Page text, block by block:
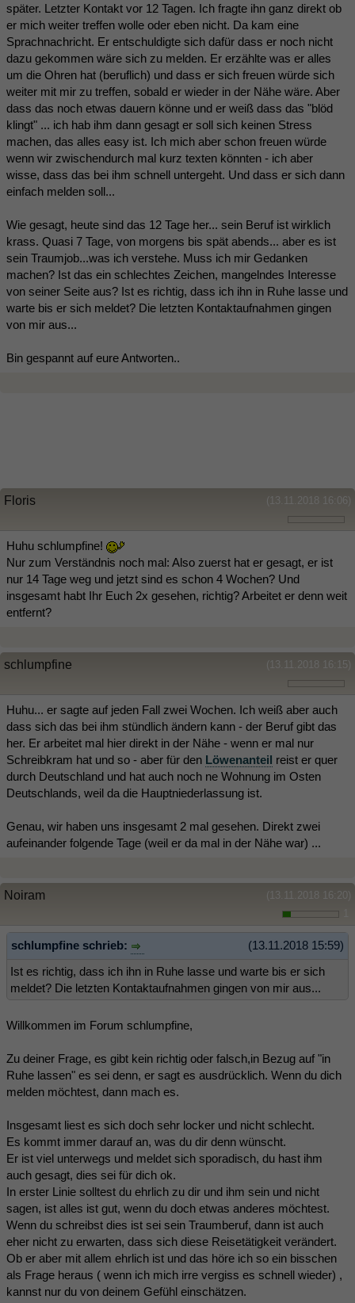
später. Letzter Kontakt vor 12 Tagen. Ich fragte ihn ganz direkt ob
er mich weiter treffen wolle oder eben nicht. Da kam eine
Sprachnachricht. Er entschuldigte sich dafür dass er noch nicht
dazu gekommen wäre sich zu melden. Er erzählte was er alles
um die Ohren hat (beruflich) und dass er sich freuen würde sich
weiter mit mir zu treffen, sobald er wieder in der Nähe wäre. Aber
dass das noch etwas dauern könne und er weiß dass das "blöd
klingt" ... ich hab ihm dann gesagt er soll sich keinen Stress
machen, das alles easy ist. Ich mich aber schon freuen würde
wenn wir zwischendurch mal kurz texten könnten - ich aber
wisse, dass das bei ihm schnell untergeht. Und dass er sich dann
einfach melden soll...
Wie gesagt, heute sind das 12 Tage her... sein Beruf ist wirklich
krass. Quasi 7 Tage, von morgens bis spät abends... aber es ist
sein Traumjob...was ich verstehe. Muss ich mir Gedanken
machen? Ist das ein schlechtes Zeichen, mangelndes Interesse
von seiner Seite aus? Ist es richtig, dass ich ihn in Ruhe lasse und
warte bis er sich meldet? Die letzten Kontaktaufnahmen gingen
von mir aus...
Bin gespannt auf eure Antworten..
(13.11.2018 16:06)
Floris
Huhu schlumpfine!
Nur zum Verständnis noch mal: Also zuerst hat er gesagt, er ist
nur 14 Tage weg und jetzt sind es schon 4 Wochen? Und
insgesamt habt Ihr Euch 2x gesehen, richtig? Arbeitet er denn weit
entfernt?
(13.11.2018 16:15)
schlumpfine
Huhu... er sagte auf jeden Fall zwei Wochen. Ich weiß aber auch
dass sich das bei ihm stündlich ändern kann - der Beruf gibt das
her. Er arbeitet mal hier direkt in der Nähe - wenn er mal nur
Schreibkram hat und so - aber für den Löwenanteil reist er quer
durch Deutschland und hat auch noch ne Wohnung im Osten
Deutschlands, weil da die Hauptniederlassung ist.
Genau, wir haben uns insgesamt 2 mal gesehen. Direkt zwei
aufeinander folgende Tage (weil er da mal in der Nähe war) ...
(13.11.2018 16:20)
Noiram
(13.11.2018 15:59)
schlumpfine schrieb:
Ist es richtig, dass ich ihn in Ruhe lasse und warte bis er sich
meldet? Die letzten Kontaktaufnahmen gingen von mir aus...
Willkommen im Forum schlumpfine,
Zu deiner Frage, es gibt kein richtig oder falsch,in Bezug auf "in
Ruhe lassen" es sei denn, er sagt es ausdrücklich. Wenn du dich
melden möchtest, dann mach es.
Insgesamt liest es sich doch sehr locker und nicht schlecht.
Es kommt immer darauf an, was du dir denn wünscht.
Er ist viel unterwegs und meldet sich sporadisch, du hast ihm
auch gesagt, dies sei für dich ok.
In erster Linie solltest du ehrlich zu dir und ihm sein und nicht
sagen, ist alles ist gut, wenn du doch etwas anderes möchtest.
Wenn du schreibst dies ist sei sein Traumberuf, dann ist auch
eher nicht zu erwarten, dass sich diese Reisetätigkeit verändert.
Ob er aber mit allem ehrlich ist und das höre ich so ein bisschen
als Frage heraus ( wenn ich mich irre vergiss es schnell wieder) ,
kannst nur du von deinem Gefühl einschätzen.